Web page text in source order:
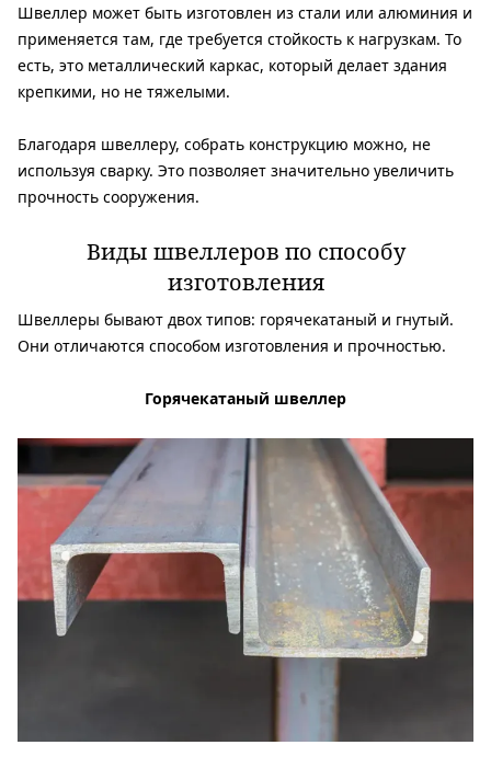
Швеллер может быть изготовлен из стали или алюминия и
применяется там, где требуется стойкость к нагрузкам. То
есть, это металлический каркас, который делает здания
крепкими, но не тяжелыми.
Благодаря швеллеру, собрать конструкцию можно, не
используя сварку. Это позволяет значительно увеличить
прочность сооружения.
Виды швеллеров по способу
изготовления
Швеллеры бывают двох типов: горячекатаный и гнутый.
Они отличаются способом изготовления и прочностью.
Горячекатаный швеллер